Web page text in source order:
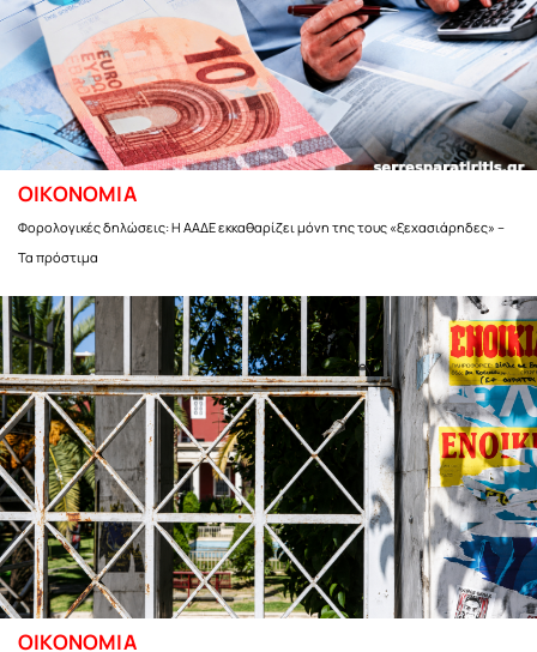
ΟΙΚΟΝΟΜΙΑ
Φορολογικές δηλώσεις: Η ΑΑΔΕ εκκαθαρίζει μόνη της τους «ξεχασιάρηδες» –
Τα πρόστιμα
ΟΙΚΟΝΟΜΙΑ